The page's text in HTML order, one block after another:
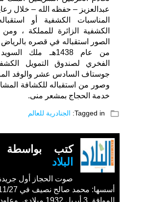
عبدالعزيز – حفظه الله – خلال
المناسبات الكشفية أو
الكشفية الزائرة للمملكة ، ومن
الصور استقباله في قصره
من عام 1438هـ ملك
الفخري لصندوق التمويل
جوستاف السادس عشر والوفد
وصور من استقباله للكشافة
خدمة الحجاج بمشعر منى.
folder_open
Tagged in: الجنادرية للعالم
كتب بواسطة
البلاد
صوت الحجاز أول
الموافق 3 أبريل 1932